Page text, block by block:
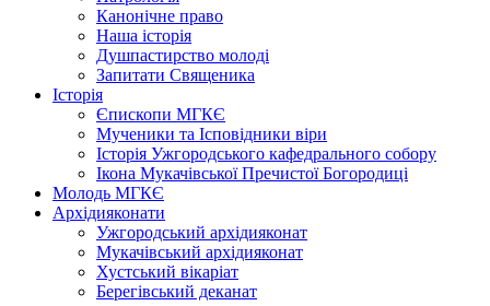
Канонічне право
Наша історія
Душпастирство молоді
Запитати Священика
Історія
Єпископи МГКЄ
Мученики та Ісповідники віри
Історія Ужгородського кафедрального собору
Ікона Мукачівської Пречистої Богородиці
Молодь МГКЄ
Архідияконати
Ужгородський архідияконат
Мукачівський архідияконат
Хустський вікаріат
Берегівський деканат